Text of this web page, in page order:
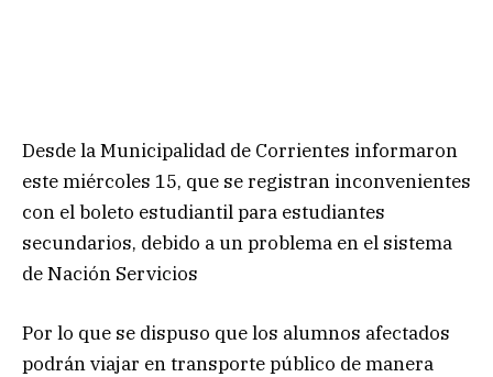
Desde la Municipalidad de Corrientes informaron
este miércoles 15, que se registran inconvenientes
con el boleto estudiantil para estudiantes
secundarios, debido a un problema en el sistema
de Nación Servicios
Por lo que se dispuso que los alumnos afectados
podrán viajar en transporte público de manera